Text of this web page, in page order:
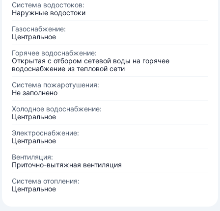
Система водостоков:
Наружные водостоки
Газоснабжение:
Центральное
Горячее водоснабжение:
Открытая с отбором сетевой воды на горячее
водоснабжение из тепловой сети
Система пожаротушения:
Не заполнено
Холодное водоснабжение:
Центральное
Электроснабжение:
Центральное
Вентиляция:
Приточно-вытяжная вентиляция
Система отопления:
Центральное